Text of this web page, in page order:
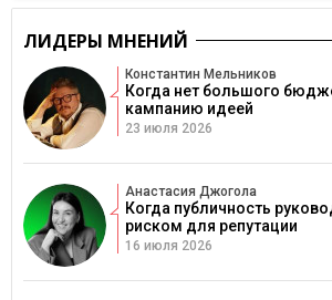
ЛИДЕРЫ МНЕНИЙ
Константин Мельников
Когда нет большого
кампанию идеей
23 июля 2026
Анастасия Джогола
Когда публичность
риском для репутации
16 июля 2026